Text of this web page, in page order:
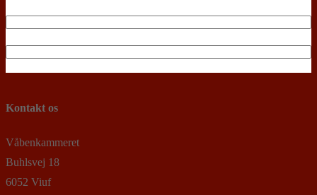
Kontakt os
Våbenkammeret
Buhlsvej 18
6052 Viuf